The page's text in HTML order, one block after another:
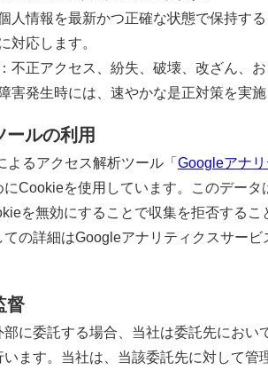
人情報を最新かつ正確な状態で保持す
対応します。
不正アクセス、紛失、破壊、改ざん、
害発生時には、速やかな是正対策を実施
ルの利用
よるアクセス解析ツール「 Googleアナ
にCookieを使用しています。このデー
を無効にすることで収集を拒否する
の詳細はGoogleアナリティクスサー
督
に委託する場合、当社は委託先にお
ます。当社は、当該委託先に対して管